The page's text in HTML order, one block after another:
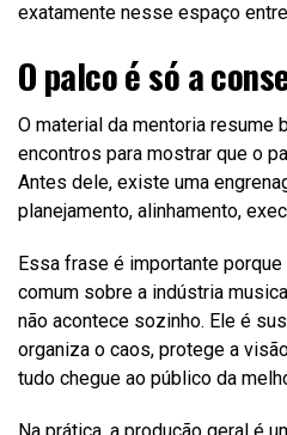
exatamente nesse espaço
O palco é só a
O material da mentoria resume
encontros para mostrar que o
Antes dele, existe uma
planejamento, alinhamento,
Essa frase é importante
comum sobre a indústria
não acontece sozinho. Ele é
organiza o caos, protege a
tudo chegue ao público da